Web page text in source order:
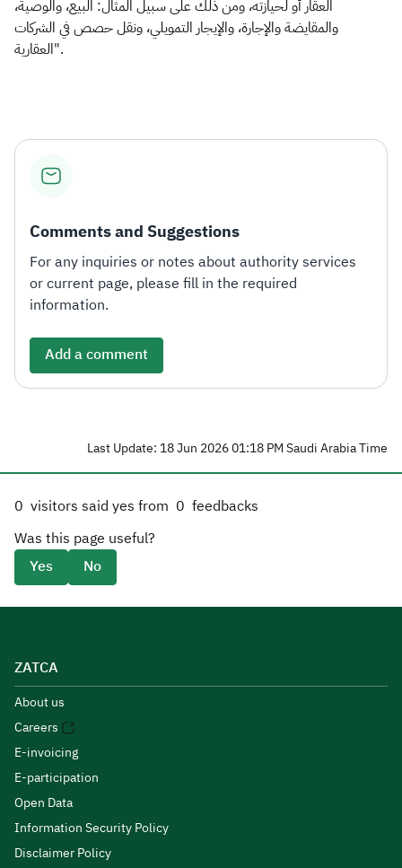
العقار أو لحيازته، ومن ذلك على سبيل المثال: البيع، والوصية،
والمقايضة والإجارة، والإيجار التمويلي، ونقل حصص في الشركات
العقارية".​
Comments and Suggestions
For any inquiries or notes about authority services
or current page, please fill in the required
information.
Add a comment
Last Update: 18 Jun 2026 01:18 PM Saudi Arabia Time
0 visitors said yes from 0 feedbacks
Was this page useful?
Yes
No
ZATCA
About us
Careers
E-invoicing
E-participation
Open Data
Information Security Policy
Disclaimer Policy